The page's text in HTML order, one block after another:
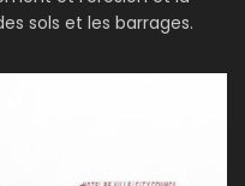
sols et les barrages.